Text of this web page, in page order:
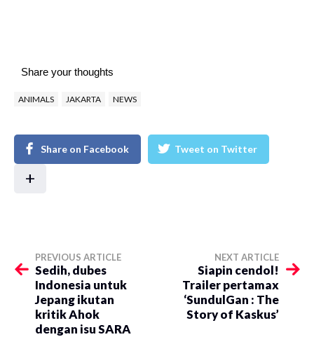
Share your thoughts
ANIMALS JAKARTA NEWS
Share on Facebook Tweet on Twitter
+
PREVIOUS ARTICLE
Sedih, dubes
Indonesia untuk
Jepang ikutan
kritik Ahok
dengan isu SARA
NEXT ARTICLE
Siapin cendol!
Trailer pertamax
‘SundulGan : The
Story of Kaskus’